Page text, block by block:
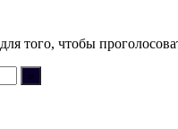
для того, чтобы